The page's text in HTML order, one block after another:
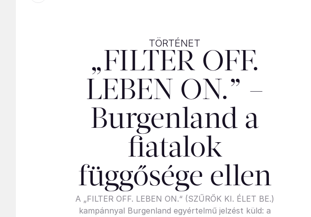
TÖRTÉNET
„FILTER OFF.
LEBEN ON.” –
Burgenland a
fiatalok
függősége ellen
A „FILTER OFF. LEBEN ON.“ (SZŰRŐK KI. ÉLET BE.)
kampánnyal Burgenland egyértelmű jelzést küld: a